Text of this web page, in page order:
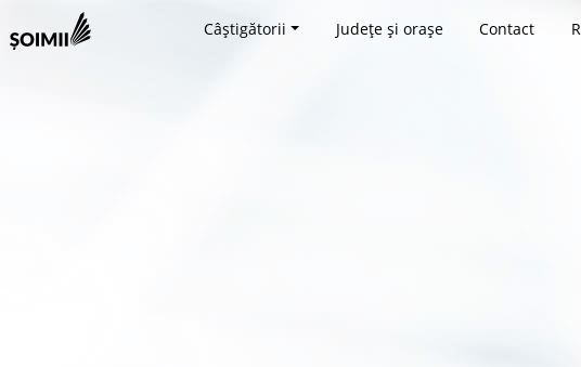
Câștigătorii Județe și orașe Contact